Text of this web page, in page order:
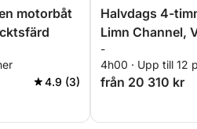
motorbåt
4.9 (3)
Halvdags 4-
Limn Channel,
och mer med
-
4h00 · Upp till 12
från 20 310 kr